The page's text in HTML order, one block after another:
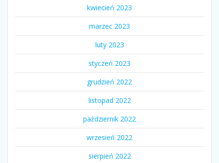
kwiecień 2023
marzec 2023
luty 2023
styczeń 2023
grudzień 2022
listopad 2022
październik 2022
wrzesień 2022
sierpień 2022